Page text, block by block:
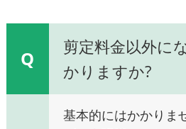
Q
剪定料金以外に
かりますか?
基本的にはかかりま